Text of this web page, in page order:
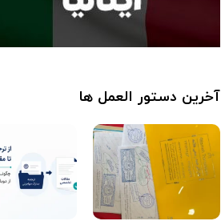
آخرین دستور العمل ها